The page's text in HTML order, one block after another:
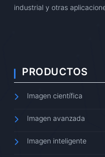
industrial y otras
PRODUCTOS
Imagen científica
Imagen avanzada
Imagen inteligente